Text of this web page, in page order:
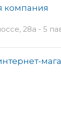
компания
28а - 5